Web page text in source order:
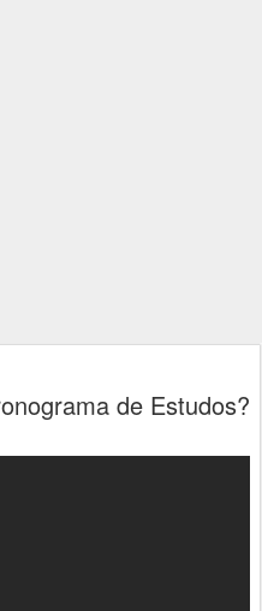
de Estudos?